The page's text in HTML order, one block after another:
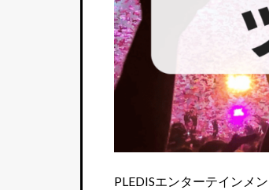
PLEDISエンターテインメ